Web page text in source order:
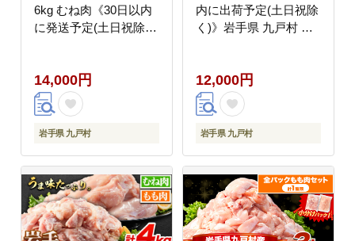
6kg むね肉《30日以内
に発送予定(土日祝除
ifn_fjcybrmn_30d_23_14000_6kg-
--
14,000円
岩手県 九戸村
内に出荷予定(土日祝除
く)》岩手県 九戸村 か
--
12,000円
岩手県 九戸村